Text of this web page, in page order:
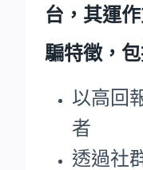
台，其運
騙特徵，包
以高回
者
透過社